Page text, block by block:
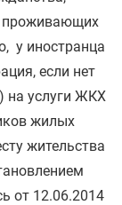
проживающих
у иностранца
если нет
на услуги ЖКХ
жилых
жительства
от 12.06.2014